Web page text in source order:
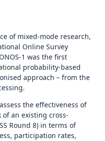
of mixed-mode research,
Online Survey
1 was the first
probability-based
approach – from the
the effectiveness of
an existing cross-
Round 8) in terms of
participation rates,